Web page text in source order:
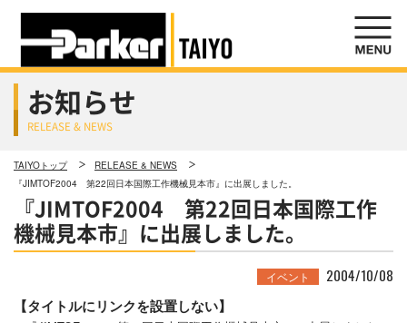
お知らせ
RELEASE & NEWS
TAIYOトップ
RELEASE & NEWS
『JIMTOF2004 第22回日本国際工作機械見本市』に出展しました。
『JIMTOF2004 第22回日本国際工作
機械見本市』に出展しました。
イベント
2004/10/08
【タイトルにリンクを設置しない】